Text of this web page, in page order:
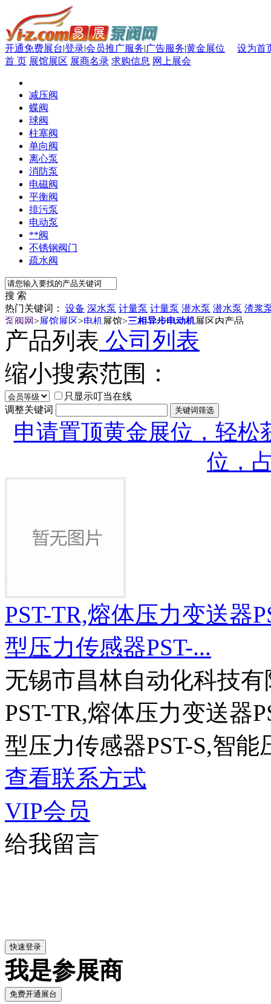
开通免费展台|登录|会员推广服务|广告服务|黄金展位
设为首
首 页 展馆展区 展商名录 求购信息 网上展会
减压阀
蝶阀
球阀
柱塞阀
单向阀
离心泵
消防泵
电磁阀
平衡阀
排污泵
电动泵
**阀
不锈钢阀门
疏水阀
搜 索
热门关键词： 设备 深水泵 计量泵 计量泵 潜水泵 潜水泵 渣浆
泵阀网>展馆展区>电机展馆>三相异步电动机展区内产品
产品列表 公司列表
缩小搜索范围：
只显示叮当在线
调整关键词
申请置顶黄金展位，轻松
位，
PST-TR,熔体压力变送器
型压力传感器PST-...
无锡市昌林自动化科技有
PST-TR,熔体压力变送器
型压力传感器PST-S,智能
查看联系方式
VIP会员
给我留言
我是参展商